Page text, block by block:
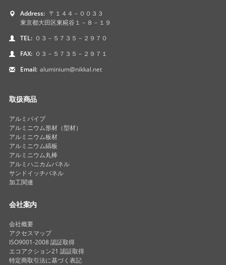
Address: 〒１４４－００３３
東京都大田区東糀谷１－８－１９
TEL: ０３－５７３５－２９７０
FAX: ０３－５７３５－２９７１
Email: aluminium@nikkal.net
取扱商品
アルミパイプ
アルミニウム形材（型材）
アルミニウム板材
アルミニウム縞板
アルミニウム丸棒
アルミハニカムパネル
サンドイッチパネル
加工関連
会社案内
会社概要
アクセスマップ
ISO9001-2008 認証取得
エコアクション21 認証取得
特定商取引法に基づく表記